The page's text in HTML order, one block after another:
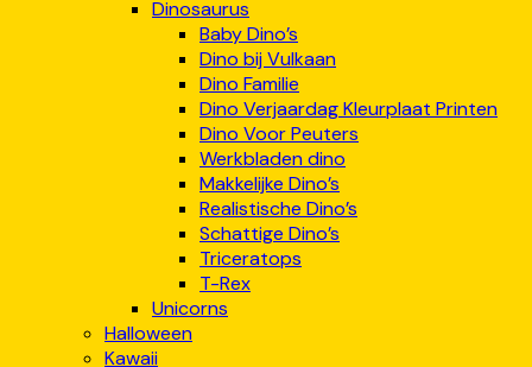
Dinosaurus
Baby Dino’s
Dino bij Vulkaan
Dino Familie
Dino Verjaardag Kleurplaat Printen
Dino Voor Peuters
Werkbladen dino
Makkelijke Dino’s
Realistische Dino’s
Schattige Dino’s
Triceratops
T-Rex
Unicorns
Halloween
Kawaii